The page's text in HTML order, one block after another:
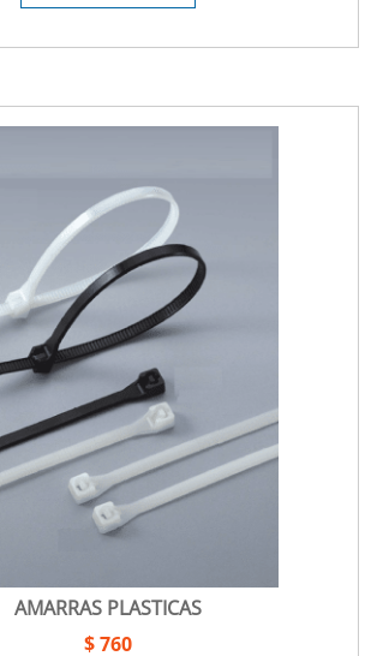
AMARRAS PLASTICAS
$ 760